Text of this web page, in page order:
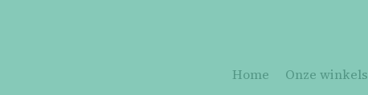
Home Onze winkels